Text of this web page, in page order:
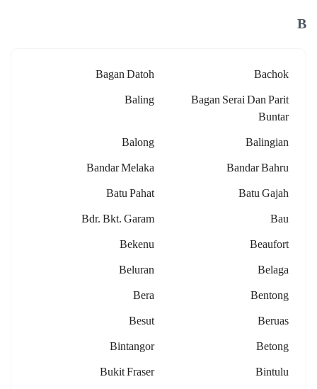
B
Bachok
Bagan Datoh
Bagan Serai Dan Parit
Buntar
Baling
Balingian
Balong
Bandar Bahru
Bandar Melaka
Batu Gajah
Batu Pahat
Bau
Bdr. Bkt. Garam
Beaufort
Bekenu
Belaga
Beluran
Bentong
Bera
Beruas
Besut
Betong
Bintangor
Bintulu
Bukit Fraser